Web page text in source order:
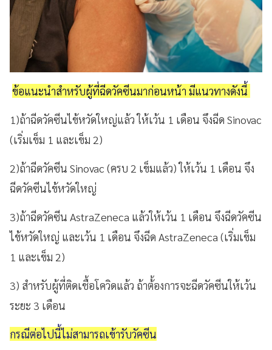
ข้อแนะนำสำหรับผู้ที่ฉีดวัคซีนมาก่อนหน้า มีแนวทางดังนี้
1)ถ้าฉีดวัคซีนไข้หวัดใหญ่แล้ว ให้เว้น 1 เดือน จึงฉีด Sinovac
(เริ่มเข็ม 1 และเข็ม 2)
2)ถ้าฉีดวัคซีน Sinovac (ครบ 2 เข็มแล้ว) ให้เว้น 1 เดือน จึง
ฉีดวัคซีนไข้หวัดใหญ่
3)ถ้าฉีดวัคซีน AstraZeneca แล้วให้เว้น 1 เดือน จึงฉีดวัคซีน
ไข้หวัดใหญ่ และเว้น 1 เดือน จึงฉีด AstraZeneca (เริ่มเข็ม
1 และเข็ม 2)
3) สำหรับผู้ที่ติดเชื้อโควิดแล้ว ถ้าต้้องการจะฉีดวัคซีนให้เว้น
ระยะ 3 เดือน
กรณีต่อไปนี้ไม่สามารถเข้ารับวัคซีน